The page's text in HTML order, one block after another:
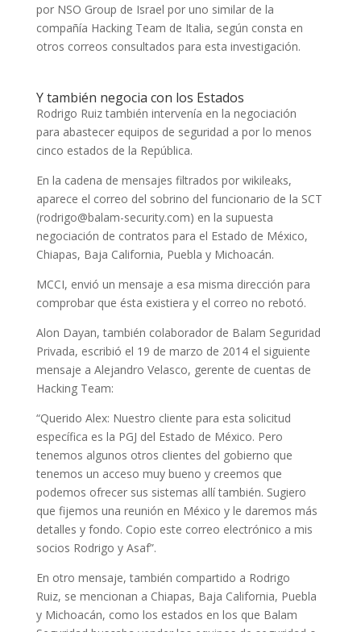
por NSO Group de Israel por uno similar de la
compañía Hacking Team de Italia, según consta en
otros correos consultados para esta investigación.
Y también negocia con los Estados
Rodrigo Ruiz también intervenía en la negociación
para abastecer equipos de seguridad a por lo menos
cinco estados de la República.
En la cadena de mensajes filtrados por wikileaks,
aparece el correo del sobrino del funcionario de la SCT
(rodrigo@balam-security.com) en la supuesta
negociación de contratos para el Estado de México,
Chiapas, Baja California, Puebla y Michoacán.
MCCI, envió un mensaje a esa misma dirección para
comprobar que ésta existiera y el correo no rebotó.
Alon Dayan, también colaborador de Balam Seguridad
Privada, escribió el 19 de marzo de 2014 el siguiente
mensaje a Alejandro Velasco, gerente de cuentas de
Hacking Team:
“Querido Alex: Nuestro cliente para esta solicitud
específica es la PGJ del Estado de México. Pero
tenemos algunos otros clientes del gobierno que
tenemos un acceso muy bueno y creemos que
podemos ofrecer sus sistemas allí también. Sugiero
que fijemos una reunión en México y le daremos más
detalles y fondo. Copio este correo electrónico a mis
socios Rodrigo y Asaf”.
En otro mensaje, también compartido a Rodrigo
Ruiz, se mencionan a Chiapas, Baja California, Puebla
y Michoacán, como los estados en los que Balam